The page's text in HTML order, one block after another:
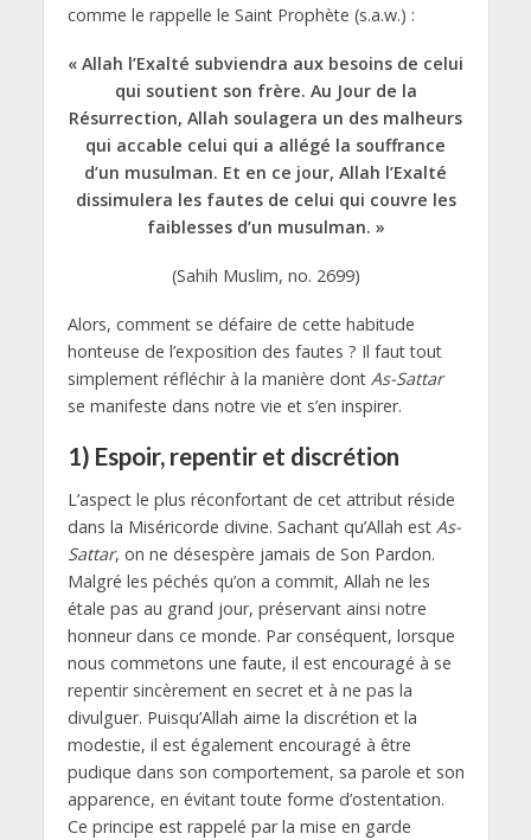
comme le rappelle le Saint Prophète (s.a.w.) :
« Allah l’Exalté subviendra aux besoins de celui
qui soutient son frère. Au Jour de la
Résurrection, Allah soulagera un des malheurs
qui accable celui qui a allégé la souffrance
d’un musulman. Et en ce jour, Allah l’Exalté
dissimulera les fautes de celui qui couvre les
faiblesses d’un musulman. »
(Sahih Muslim, no. 2699)
Alors, comment se défaire de cette habitude
honteuse de l’exposition des fautes ? Il faut tout
simplement réfléchir à la manière dont As-Sattar
se manifeste dans notre vie et s’en inspirer.
1) Espoir, repentir et discrétion
L’aspect le plus réconfortant de cet attribut réside
dans la Miséricorde divine. Sachant qu’Allah est As-
Sattar, on ne désespère jamais de Son Pardon.
Malgré les péchés qu’on a commit, Allah ne les
étale pas au grand jour, préservant ainsi notre
honneur dans ce monde. Par conséquent, lorsque
nous commetons une faute, il est encouragé à se
repentir sincèrement en secret et à ne pas la
divulguer. Puisqu’Allah aime la discrétion et la
modestie, il est également encouragé à être
pudique dans son comportement, sa parole et son
apparence, en évitant toute forme d’ostentation.
Ce principe est rappelé par la mise en garde